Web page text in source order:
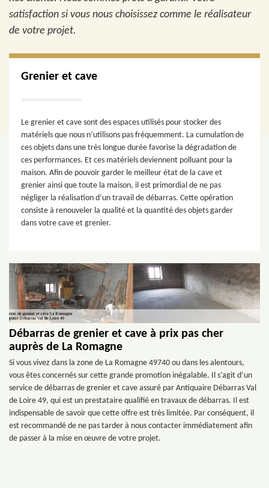
satisfaction si vous nous choisissez comme le réalisateur
de votre projet.
Grenier et cave
Le grenier et cave sont des espaces utilisés pour stocker des
matériels que nous n’utilisons pas fréquemment. La cumulation de
ces objets dans une très longue durée favorise la dégradation de
ces performances. Et ces matériels deviennent polluant pour la
maison. Afin de pouvoir garder le meilleur état de la cave et
grenier ainsi que toute la maison, il est primordial de ne pas
négliger la réalisation d’un travail de débarras. Cette opération
consiste à renouveler la qualité et la quantité des objets garder
dans votre cave et grenier.
Débarras de grenier et cave à prix pas cher
auprès de La Romagne
Si vous vivez dans la zone de La Romagne 49740 ou dans les alentours,
vous êtes concernés sur cette grande promotion inégalable. Il s’agit d’un
service de débarras de grenier et cave assuré par Antiquaire Débarras Val
de Loire 49, qui est un prestataire qualifié en travaux de débarras. Il est
indispensable de savoir que cette offre est très limitée. Par conséquent, il
est recommandé de ne pas tarder à nous contacter immédiatement afin
de passer à la mise en œuvre de votre projet.